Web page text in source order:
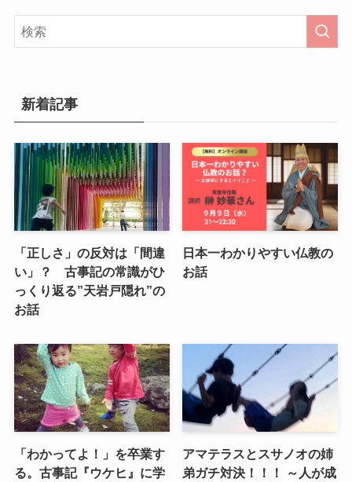
新着記事
「正しさ」の反対は「間違
い」？ 古事記の常識がひ
っくり返る”天岩戸隠れ”の
お話
日本一わかりやすい仏教の
お話
「わかってよ！」を卒業す
る。古事記『ウケヒ』に学
アマテラスとスサノオの姉
弟ガチ対決！！！ ～人が成